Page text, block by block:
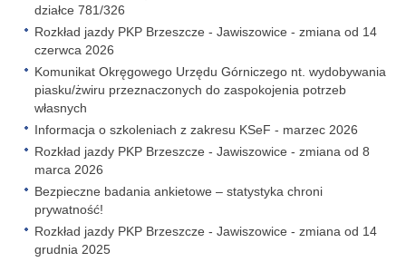
działce 781/326
Rozkład jazdy PKP Brzeszcze - Jawiszowice - zmiana od 14
czerwca 2026
Komunikat Okręgowego Urzędu Górniczego nt. wydobywania
piasku/żwiru przeznaczonych do zaspokojenia potrzeb
własnych
Informacja o szkoleniach z zakresu KSeF - marzec 2026
Rozkład jazdy PKP Brzeszcze - Jawiszowice - zmiana od 8
marca 2026
Bezpieczne badania ankietowe – statystyka chroni
prywatność!
Rozkład jazdy PKP Brzeszcze - Jawiszowice - zmiana od 14
grudnia 2025